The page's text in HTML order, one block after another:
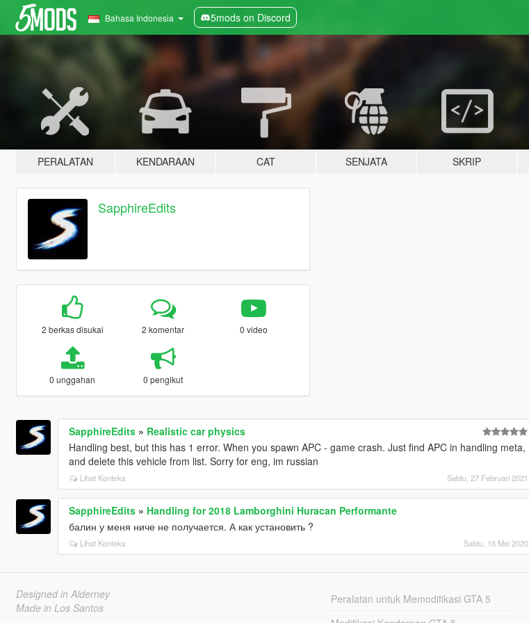
Bahasa Indonesia 5mods on Discord
PERALATAN KENDARAAN CAT SENJATA SKRIP
SapphireEdits
2 berkas disukai 2 komentar 0 video
0 unggahan 0 pengikut
SapphireEdits» Realistic car physics
Handling best, but this has 1 error. When you spawn APC - game crash. Just find APC in handling meta,
and delete this vehicle from list. Sorry for eng, im russian
Lihat Konteks Sabtu, 27 Februari 2021
SapphireEdits» Handling for 2018 Lamborghini Huracan Performante
балин у меня ниче не получается. А как установить ?
Lihat Konteks Sabtu, 16 Mei 2020
Designed in Alderney
Made in Los Santos
Peralatan untuk Memodifikasi GTA 5